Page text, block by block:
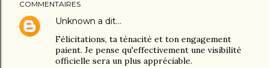
COMMENTAIRES
Unknown a dit…
Félicitations, ta ténacité et ton engagement
paient. Je pense qu'effectivement une visibilité
officielle sera un plus appréciable.